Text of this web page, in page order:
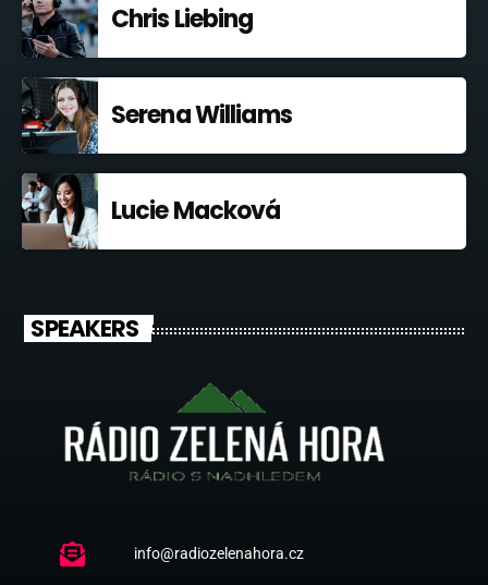
Chris Liebing
Serena Williams
Lucie Macková
SPEAKERS
info@radiozelenahora.cz